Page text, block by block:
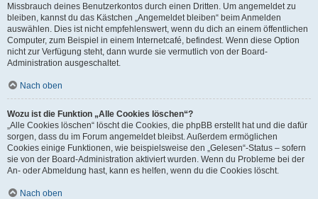
Missbrauch deines Benutzerkontos durch einen Dritten. Um angemeldet zu
bleiben, kannst du das Kästchen „Angemeldet bleiben“ beim Anmelden
auswählen. Dies ist nicht empfehlenswert, wenn du dich an einem öffentlichen
Computer, zum Beispiel in einem Internetcafé, befindest. Wenn diese Option
nicht zur Verfügung steht, dann wurde sie vermutlich von der Board-
Administration ausgeschaltet.
Nach oben
Wozu ist die Funktion „Alle Cookies löschen“?
„Alle Cookies löschen“ löscht die Cookies, die phpBB erstellt hat und die dafür
sorgen, dass du im Forum angemeldet bleibst. Außerdem ermöglichen
Cookies einige Funktionen, wie beispielsweise den „Gelesen“-Status – sofern
sie von der Board-Administration aktiviert wurden. Wenn du Probleme bei der
An- oder Abmeldung hast, kann es helfen, wenn du die Cookies löscht.
Nach oben